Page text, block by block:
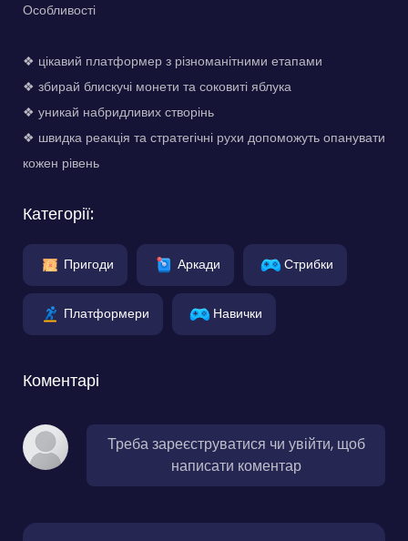
Особливості
❖ цікавий платформер з різноманітними етапами
❖ збирай блискучі монети та соковиті яблука
❖ уникай набридливих створінь
❖ швидка реакція та стратегічні рухи допоможуть опанувати
кожен рівень
Категорії:
Пригоди Аркади Стрибки
Платформери Навички
Коментарі
Треба зареєструватися чи увійти, щоб
написати коментар